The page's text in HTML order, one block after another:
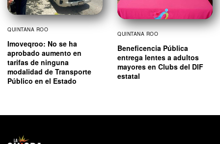
QUINTANA ROO
Imoveqroo: No se ha
aprobado aumento en
tarifas de ninguna
modalidad de Transporte
Público en el Estado
QUINTANA ROO
Beneficencia Pública
entrega lentes a adultos
mayores en Clubs del DIF
estatal